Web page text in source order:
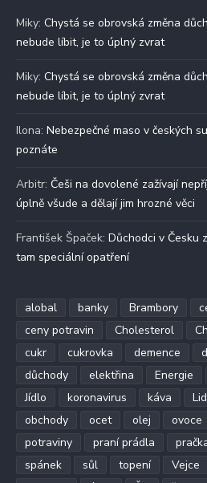
Miky: Chystá se obrovská změna
nebude líbit, je to úplný zvrat
Miky: Chystá se obrovská změna
nebude líbit, je to úplný zvrat
Ilona: Nebezpečné maso v českých
poznáte
Arbitr: Češi na dovolené zažívají
úplně všude a dělají jim hrozné věci
František Špaček: Důchodci v Česku
tam speciální opatření
alobal banky Brambory
ceny potravin
Cholesterol
cukr
cukrovka demence
důchody
elektřina Energie
Jídlo
koronavirus káva
obchody
ocet olej ovoce
potraviny
praní prádla
spánek
sůl topení Vejce